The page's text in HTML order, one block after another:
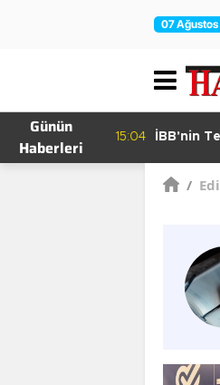
07
Günün
Haberleri
Bamyası
15:04
İBB'nin
/